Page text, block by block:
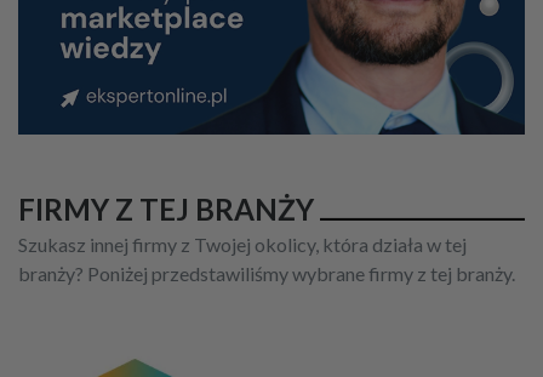
FIRMY Z TEJ BRANŻY
Szukasz innej firmy z Twojej okolicy, która działa w tej
branży? Poniżej przedstawiliśmy wybrane firmy z tej branży.